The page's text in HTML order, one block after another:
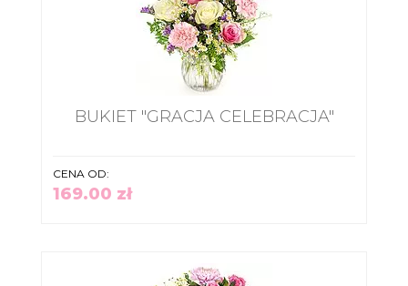
BUKIET "GRACJA CELEBRACJA"
CENA OD:
169.00 zł